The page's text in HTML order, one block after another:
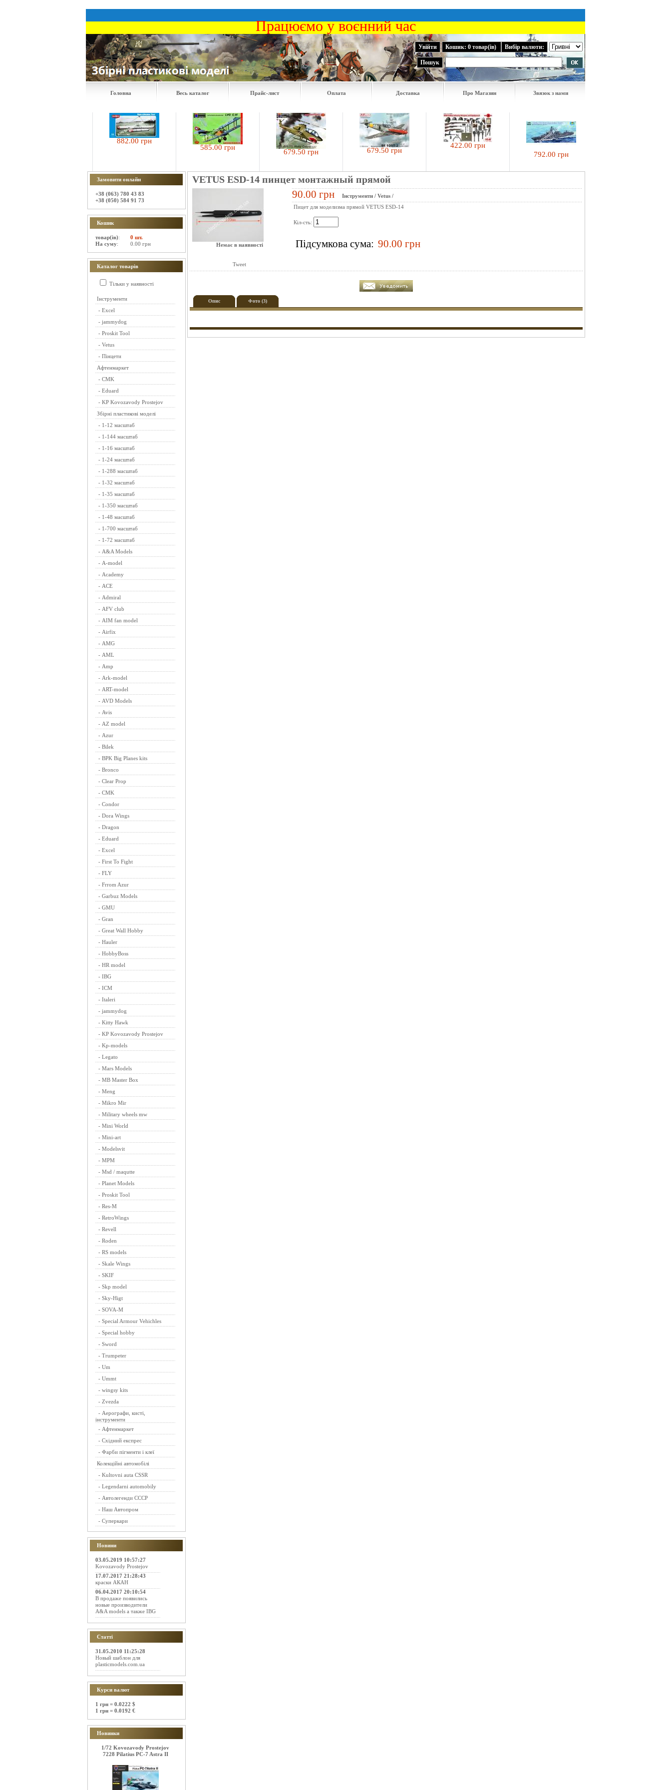
Працюємо у воєнний час
Увійти Кошик: 0 товар(ів) Вибір валюти:
Пошук
Головна Весь каталог Прайс-лист Оплата Доставка Про Магазин Звязок з нами
882.00 грн
585.00 грн
679.50 грн 679.50 грн
422.00 грн
792.00 грн
Замовити онлайн
+38 (063) 780 43 83
+38 (050) 584 91 73
Кошик
товар(ів):
0 шт.
На суму: 0.00 грн
Каталог товарів
Тільки у наявності
Інструменти
- Excel
- jammydog
- Proskit Tool
- Vetus
- Пінцети
Афтенмаркет
- CMK
- Eduard
- KP Kovozavody Prostejov
Збірні пластикові моделі
- 1-12 масштаб
- 1-144 масштаб
- 1-16 масштаб
- 1-24 масштаб
- 1-288 масштаб
- 1-32 масштаб
- 1-35 масштаб
- 1-350 масштаб
- 1-48 масштаб
- 1-700 масштаб
- 1-72 масштаб
- A&A Models
- A-model
- Academy
- ACE
- Admiral
- AFV club
- AIM fan model
- Airfix
- AMG
- AML
- Amp
- Ark-model
- ART-model
- AVD Models
- Avis
- AZ model
- Azur
- Bilek
- BPK Big Planes kits
- Bronco
- Clear Prop
- CMK
- Condor
- Dora Wings
- Dragon
- Eduard
- Excel
- First To Fight
- FLY
- Frrom Azur
- Garbuz Models
- GMU
- Gran
- Great Wall Hobby
- Hauler
- HobbyBoss
- HR model
- IBG
- ICM
- Italeri
- jammydog
- Kitty Hawk
- KP Kovozavody Prostejov
- Kp-models
- Legato
- Mars Models
- MB Master Box
- Meng
- Mikro Mir
- Military wheels mw
- Mini World
- Mini-art
- Modelsvit
- MPM
- Msd / maqutte
- Planet Models
- Proskit Tool
- Res-M
- RetroWings
- Revell
- Roden
- RS models
- Skale Wings
- SKIF
- Skp model
- Sky-Higt
- SOVA-M
- Special Armour Vehichles
- Special hobby
- Sword
- Trumpeter
- Um
- Ummt
- wingsy kits
- Zvezda
- Аерографи, кисті,
інструменти
- Афтенмаркет
- Східний експрес
- Фарби пігменти і клеї
Колекційні автомобілі
- Kultovni auta CSSR
- Legendarni automobily
- Автолегенди СССР
- Наш Автопром
- Суперкари
Новини
03.05.2019 10:57:27
Kovozavody Prostejov
17.07.2017 21:28:43
краски АКАН
06.04.2017 20:10:54
В продаже появились
новые производители
A&A models а также IBG
Статті
31.05.2010 11:25:28
Новый шаблон для
plasticmodels.com.ua
Курси валют
1 грн = 0.0222 $
1 грн = 0.0192 €
Новинки
1/72 Kovozavody Prostejov
7228 Pilatius PC-7 Astra II
VETUS ESD-14 пинцет монтажный прямой
Немає в наявності
Tweet
90.00 грн Інструменти / Vetus /
Пицет для моделизма прямой VETUS ESD-14
Кіл-сть:
Підсумкова сума:
Опис Фото (3)